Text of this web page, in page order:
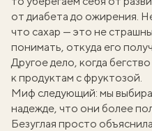
от диабета до ожирения.
что сахар — это не
понимать, откуда его
Другое дело, когда
к продуктам с фруктозой.
Миф следующий: мы
надежде, что они более
Безуглая просто